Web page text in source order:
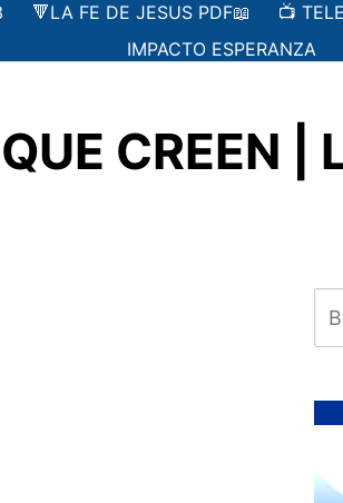
🔻LA FE DE JESUS PDF📖 📺
IMPACTO ESPERANZA
CREEN